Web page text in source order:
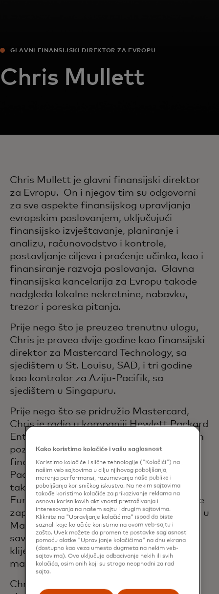
GLAVNI FINANSIJSKI DIREKTOR ZA EVROPU
Chris Mullett
Chris Mullett je glavni finansijski direktor
za Evropu. On i njegov tim su odgovorni
za sve aspekte finansijskog upravljanja
evropskim poslovanjem, uključujući
finansijsko izvještavanje, planiranje i
analizu, računovodstvo i kontrole,
postavljanje ciljeva i praćenje učinka, kao i
finansiranje razvoja poslovanja. Glavna
finansijska kancelarija za Evropu takođe
nadgleda lokalne nekretnine, nabavku,
trezor i poreska pitanja.
Prije nego što je preuzeo trenutnu ulogu,
Chris je proveo dvije godine kao finansijski
direktor za Mastercard Technology, sa
sjedištem u St. Louisu, SAD, i tri godine
kao kontrolor za Aziju-Pacifik, sa
sjedištem u Singapuru.
Prije nego što se pridružio Mastercard,
Chris je radio u kompaniji Hewlett Packard
Enterprise ukupno 11 godina na različitim
pozicijama u Evropi i Aziji, završivši kao
finansijski direktor za područje Azije i
Pacifika za Enterprise Services. Chris je
takođe proveo četiri godine u Hertz
Europe kao pomoćnik kontrolora. Chris je
započeo svoju karijeru u Arthur Andersen u
Manchesteru, UK, u praksi revizije i
savjetovanja, pokrivajući širok spektar
klijenata u proizvodnom, turističkom,
maloprodajnom i energetskom sektoru.
Chris je diplomirani računovodstvo i
Kako koristimo kolačiće i vašu saglasnost
Koristimo kolačiće i slične tehnologije ("Kolačići") na
našim veb sajtovima u cilju njihovog poboljšanja,
merenja performansi, razumevanja naše publike i
poboljšanja korisničkog iskustva. Na nekim sajtovima
takođe koristimo kolačiće za prikazivanje reklama na
osnovu korisnikovih aktivnosti pretraživanja i
interesovanja na našem sajtu i drugim sajtovima.
Kliknite na "Upravljanje kolačićima" ispod da biste
saznali koje kolačiće koristimo na ovom veb-sajtu i
zašto. Uvek možete da promenite postavke saglasnosti
pomoću alatke "Upravljanje kolačićima" na dnu ekrana
(dostupno kao veza umesto dugmeta na nekim veb-
sajtovima). Ovo uključuje odbacivanje nekih ili svih
kolačića, osim onih koji su strogo neophodni za rad
sajta.